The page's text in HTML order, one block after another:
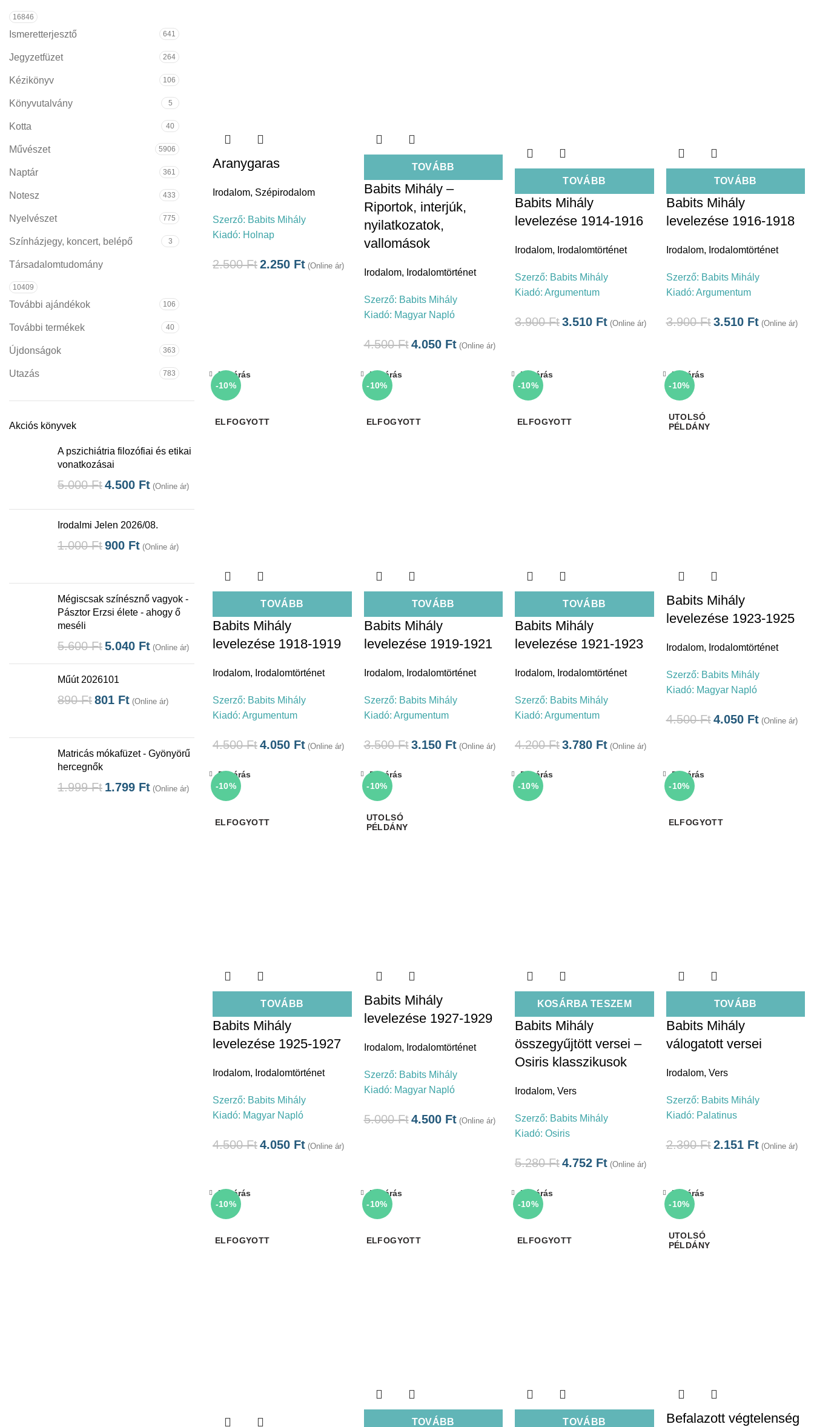
16846
Ismeretterjesztő 641
Jegyzetfüzet 264
Kézikönyv 106
Könyvutalvány 5
Kotta 40
Művészet 5906
Naptár 361
Notesz 433
Nyelvészet 775
Színházjegy, koncert, belépő 3
Társadalomtudomány
10409
További ajándékok 106
További termékek 40
Újdonságok 363
Utazás 783
Akciós könyvek
A pszichiátria filozófiai és etikai
vonatkozásai
5.000Ft4.500 Ft (Online ár)
Irodalmi Jelen 2026/08.
1.000Ft900 Ft (Online ár)
Mégiscsak színésznő vagyok -
Pásztor Erzsi élete - ahogy ő
meséli
5.600Ft5.040 Ft (Online ár)
Műút 2026101
890Ft801 Ft (Online ár)
Matricás mókafüzet - Gyönyörű
hercegnők
1.999Ft 1.799 Ft (Online ár)
Aranygaras
Irodalom, Szépirodalom
Szerző: Babits Mihály
Kiadó: Holnap
2.500Ft2.250 Ft (Online ár)
TOVÁBB
Babits Mihály –
Riportok, interjúk,
nyilatkozatok,
vallomások
Irodalom, Irodalomtörténet
Szerző: Babits Mihály
Kiadó: Magyar Napló
4.500Ft 4.050 Ft (Online ár)
TOVÁBB
Babits Mihály
levelezése 1914-1916
Irodalom, Irodalomtörténet
Szerző: Babits Mihály
Kiadó: Argumentum
3.900Ft3.510 Ft (Online ár)
TOVÁBB
Babits Mihály
levelezése 1916-1918
Irodalom, Irodalomtörténet
Szerző: Babits Mihály
Kiadó: Argumentum
3.900Ft 3.510 Ft (Online ár)
-10%
ELFOGYOTT
TOVÁBB
Bezárás
Babits Mihály
levelezése 1918-1919
Irodalom, Irodalomtörténet
Szerző: Babits Mihály
Kiadó: Argumentum
4.500Ft4.050 Ft (Online ár)
-10%
ELFOGYOTT
TOVÁBB
Bezárás
Babits Mihály
levelezése 1919-1921
Irodalom, Irodalomtörténet
Szerző: Babits Mihály
Kiadó: Argumentum
3.500Ft 3.150 Ft (Online ár)
-10%
ELFOGYOTT
TOVÁBB
Bezárás
Babits Mihály
levelezése 1921-1923
Irodalom, Irodalomtörténet
Szerző: Babits Mihály
Kiadó: Argumentum
4.200Ft3.780 Ft (Online ár)
-10%
Bezárás
Babits Mihály
levelezése 1923-1925
Irodalom, Irodalomtörténet
Szerző: Babits Mihály
Kiadó: Magyar Napló
4.500Ft 4.050 Ft (Online ár)
-10%
ELFOGYOTT
TOVÁBB
Bezárás
Babits Mihály
levelezése 1925-1927
Irodalom, Irodalomtörténet
Szerző: Babits Mihály
Kiadó: Magyar Napló
4.500Ft4.050 Ft (Online ár)
-10%
Bezárás
Babits Mihály
levelezése 1927-1929
Irodalom, Irodalomtörténet
Szerző: Babits Mihály
Kiadó: Magyar Napló
5.000Ft 4.500 Ft (Online ár)
-10%
KOSÁRBA TESZEM
Bezárás
Babits Mihály
összegyűjtött versei –
Osiris klasszikusok
Irodalom, Vers
Szerző: Babits Mihály
Kiadó: Osiris
5.280Ft4.752 Ft (Online ár)
-10%
ELFOGYOTT
TOVÁBB
Bezárás
Babits Mihály
válogatott versei
Irodalom, Vers
Szerző: Babits Mihály
Kiadó: Palatinus
2.390Ft 2.151 Ft (Online ár)
-10%
ELFOGYOTT
Bezárás
-10%
ELFOGYOTT
TOVÁBB
Bezárás
-10%
ELFOGYOTT
TOVÁBB
Bezárás
-10%
Bezárás
Befalazott végtelenség